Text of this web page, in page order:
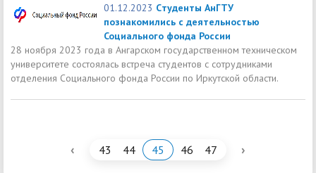
01.12.2023 Cтуденты АнГТУ
познакомились с деятельностью
Социального фонда России
28 ноября 2023 года в Ангарском государственном техническом
университете состоялась встреча студентов с сотрудниками
отделения Социального фонда России по Иркутской области.
‹ 43 44 45 46 47 ›